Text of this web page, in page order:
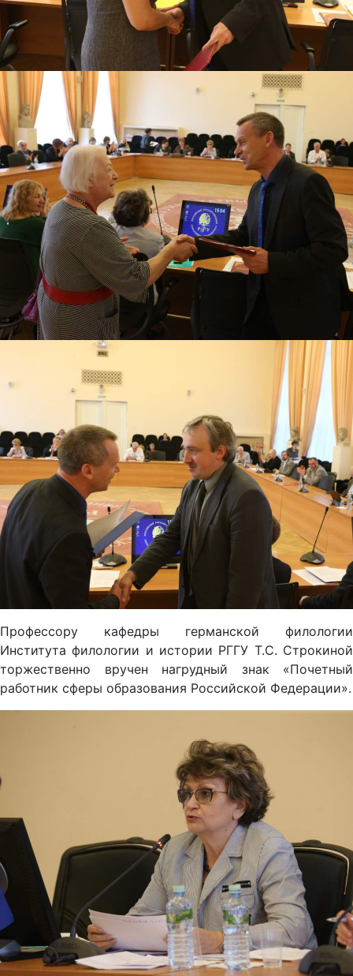
Профессору кафедры германской филологии
Института филологии и истории РГГУ Т.С. Строкиной
торжественно вручен нагрудный знак «Почетный
работник сферы образования Российской Федерации».